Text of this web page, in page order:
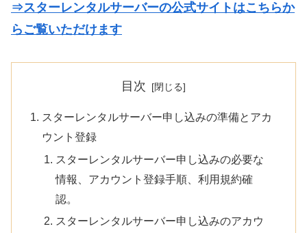
⇒スターレンタルサーバーの公式サイトはこちらか
らご覧いただけます
目次
スターレンタルサーバー申し込みの準備とアカ
ウント登録
スターレンタルサーバー申し込みの必要な
情報、アカウント登録手順、利用規約確
認。
スターレンタルサーバー申し込みのアカウ